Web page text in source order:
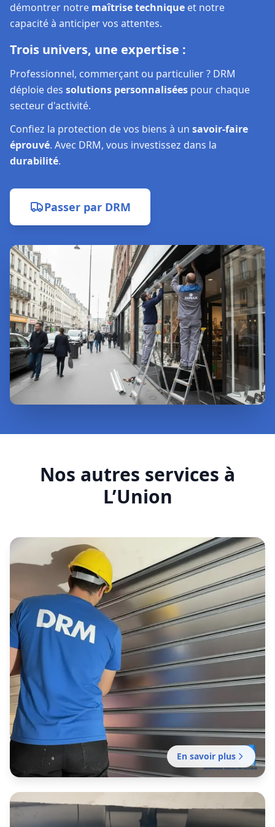
démontrer notre maîtrise technique et notre
capacité à anticiper vos attentes.
Trois univers, une expertise :
Professionnel, commerçant ou particulier ? DRM
déploie des solutions personnalisées pour chaque
secteur d'activité.
Confiez la protection de vos biens à un savoir-faire
éprouvé. Avec DRM, vous investissez dans la
durabilité.
Passer par DRM
Nos autres services à
L’Union
Dépannage rideau métallique
L’Union
En savoir plus